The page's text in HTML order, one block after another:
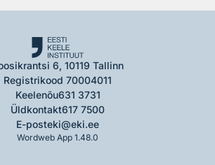
6, 10119 Tallinn
Registrikood 70004011
Keelenõu631 3731
Üldkontakt617 7500
E-posteki@eki.ee
Wordweb App 1.48.0